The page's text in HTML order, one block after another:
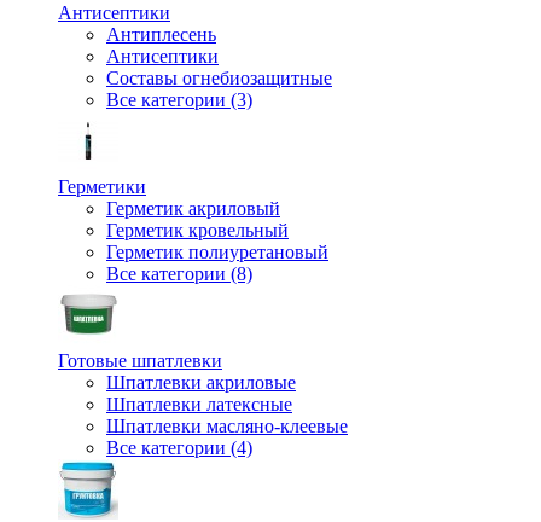
Антисептики
Антиплесень
Антисептики
Составы огнебиозащитные
Все категории (3)
Герметики
Герметик акриловый
Герметик кровельный
Герметик полиуретановый
Все категории (8)
Готовые шпатлевки
Шпатлевки акриловые
Шпатлевки латексные
Шпатлевки масляно-клеевые
Все категории (4)